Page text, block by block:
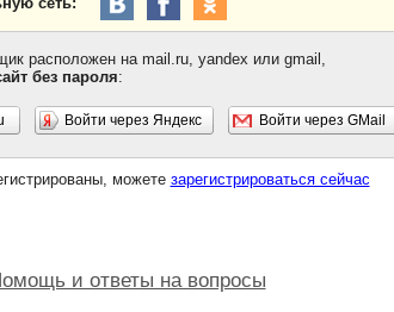
расположен на mail.ru, yandex или gmail,
без пароля:
Войти через Яндекс Войти через GMail
можете зарегистрироваться сейчас
и ответы на вопросы